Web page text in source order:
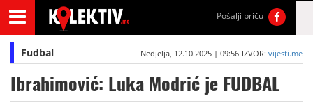
Pošalji priču
Fudbal Nedjelja, 12.10.2025 | 09:56 IZVOR: vijesti.me
Ibrahimović: Luka Modrić je FUDBAL